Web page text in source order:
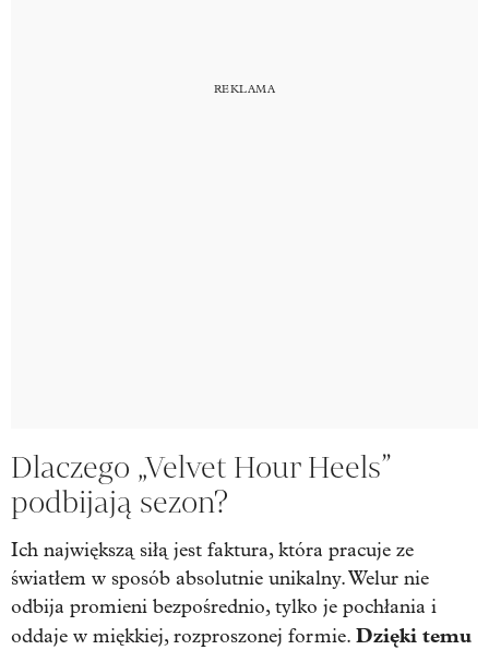
Dlaczego „Velvet Hour Heels”
podbijają sezon?
Ich największą siłą jest faktura, która pracuje ze
światłem w sposób absolutnie unikalny. Welur nie
odbija promieni bezpośrednio, tylko je pochłania i
oddaje w miękkiej, rozproszonej formie. Dzięki temu